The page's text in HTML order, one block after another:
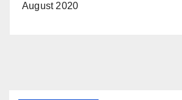
August 2020